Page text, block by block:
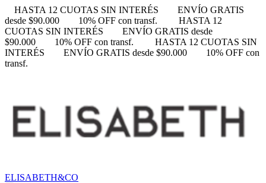
HASTA 12 CUOTAS SIN INTERÉS
ENVÍO GRATIS
desde $90.000
10% OFF con transf.
HASTA 12
CUOTAS SIN INTERÉS
ENVÍO GRATIS desde
$90.000
10% OFF con transf.
HASTA 12 CUOTAS SIN
INTERÉS
ENVÍO GRATIS desde $90.000
10% OFF con
transf.
ELISABETH&CO